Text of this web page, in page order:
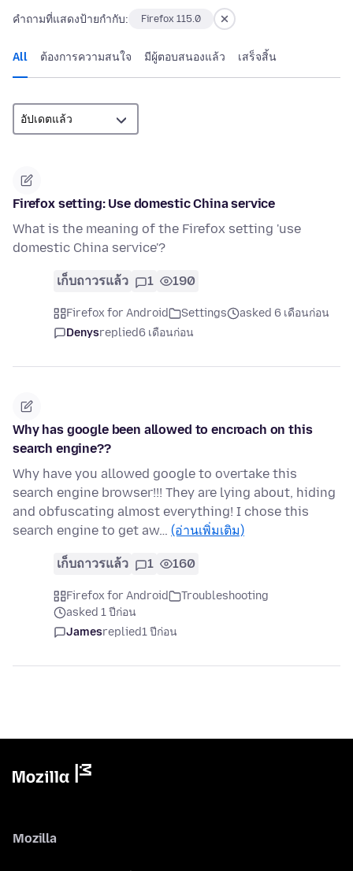
คำถามที่แสดงป้ายกำกับ: Firefox 115.0
All ต้องการความสนใจ มีผู้ตอบสนองแล้ว เสร็จสิ้น
Firefox setting: Use domestic China service
What is the meaning of the Firefox setting 'use
domestic China service'?
เก็บถาวรแล้ว 1 190
Firefox for Android Settings
asked 6 เดือนก่อน
Denysreplied6 เดือนก่อน
Why has google been allowed to encroach on this
search engine??
Why have you allowed google to overtake this
search engine browser!!! They are lying about, hiding
and obfuscating almost everything! I chose this
search engine to get aw… (อ่านเพิ่มเติม)
เก็บถาวรแล้ว 1 160
Firefox for Android
Troubleshooting
asked 1 ปีก่อน
Jamesreplied1 ปีก่อน
Mozilla